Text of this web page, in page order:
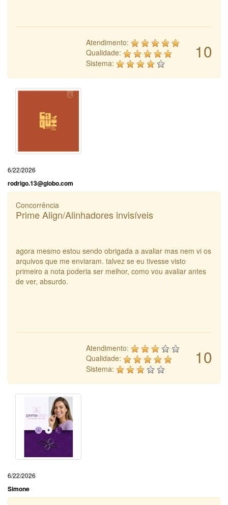
10
Atendimento:
Qualidade:
Sistema:
6/22/2026
rodrigo.13@globo.com
Concorrência
Prime Align/Alinhadores invisíveis
agora mesmo estou sendo obrigada a avaliar mas nem vi os
arquivos que me enviaram. talvez se eu tivesse visto
primeiro a nota poderia ser melhor, como vou avaliar antes
de ver, absurdo.
10
Atendimento:
Qualidade:
Sistema:
6/22/2026
Simone